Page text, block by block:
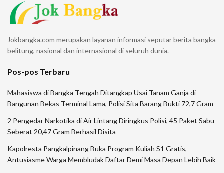
Jokbangka.com merupakan layanan informasi seputar berita bangka
belitung, nasional dan internasional di seluruh dunia.
Pos-pos Terbaru
Mahasiswa di Bangka Tengah Ditangkap Usai Tanam Ganja di
Bangunan Bekas Terminal Lama, Polisi Sita Barang Bukti 72,7 Gram
2 Pengedar Narkotika di Air Lintang Diringkus Polisi, 45 Paket Sabu
Seberat 20,47 Gram Berhasil Disita
Kapolresta Pangkalpinang Buka Program Kuliah S1 Gratis,
Antusiasme Warga Membludak Daftar Demi Masa Depan Lebih Baik